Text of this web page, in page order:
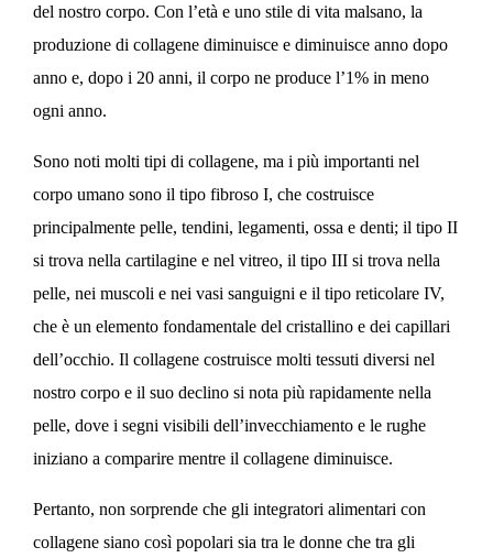
del nostro corpo. Con l’età e uno stile di vita malsano, la
produzione di collagene diminuisce e diminuisce anno dopo
anno e, dopo i 20 anni, il corpo ne produce l’1% in meno
ogni anno.
Sono noti molti tipi di collagene, ma i più importanti nel
corpo umano sono il tipo fibroso I, che costruisce
principalmente pelle, tendini, legamenti, ossa e denti; il tipo II
si trova nella cartilagine e nel vitreo, il tipo III si trova nella
pelle, nei muscoli e nei vasi sanguigni e il tipo reticolare IV,
che è un elemento fondamentale del cristallino e dei capillari
dell’occhio. Il collagene costruisce molti tessuti diversi nel
nostro corpo e il suo declino si nota più rapidamente nella
pelle, dove i segni visibili dell’invecchiamento e le rughe
iniziano a comparire mentre il collagene diminuisce.
Pertanto, non sorprende che gli integratori alimentari con
collagene siano così popolari sia tra le donne che tra gli